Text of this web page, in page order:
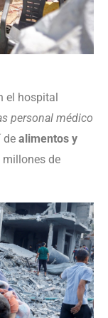
el hospital
personal médico
de alimentos y
de